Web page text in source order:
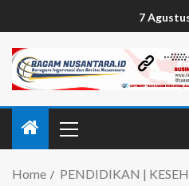
7
Home
PENDIDIKAN |